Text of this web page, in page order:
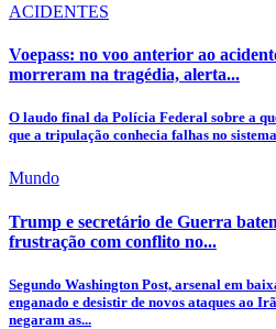
ACIDENTES
Voepass: no voo anterior ao
morreram na tragédia, alerta...
O laudo final da Polícia Federal sobre a
que a tripulação conhecia falhas no
Mundo
Trump e secretário de Guerra
frustração com conflito no...
Segundo Washington Post, arsenal em
enganado e desistir de novos ataques ao
negaram as...